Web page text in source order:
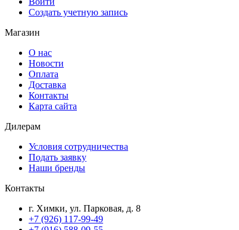
Создать учетную запись
Магазин
О нас
Новости
Оплата
Доставка
Контакты
Карта сайта
Дилерам
Условия сотрудничества
Подать заявку
Наши бренды
Контакты
г. Химки, ул. Парковая, д. 8
+7 (926) 117-99-49